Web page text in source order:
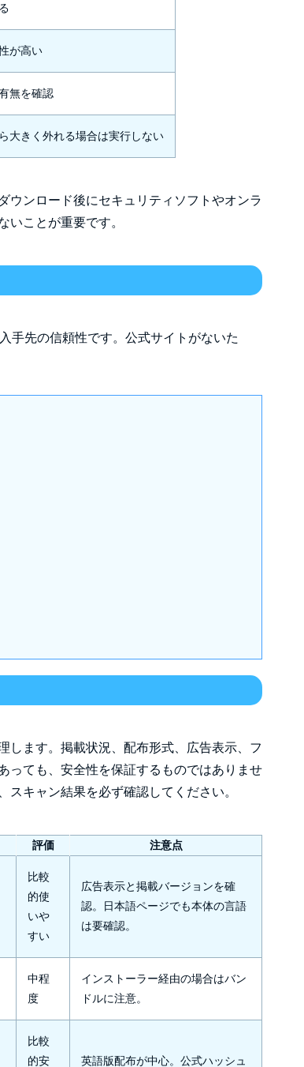
が高い
無を確認
大きく外れる場合は実行しない
ウンロード後にセキュリティソフトやオンラ
ことが重要です。
手先の信頼性です。公式サイトがないた
します。掲載状況、配布形式、広告表示、フ
っても、安全性を保証するものではありませ
キャン結果を必ず確認してください。
評価 注意点
比較
的使
いや
すい
広告表示と掲載バージョンを確
認。日本語ページでも本体の言語
は要確認。
中程
度
インストーラー経由の場合はバン
ドルに注意。
比較
的安
英語版配布が中心。公式ハッシュ